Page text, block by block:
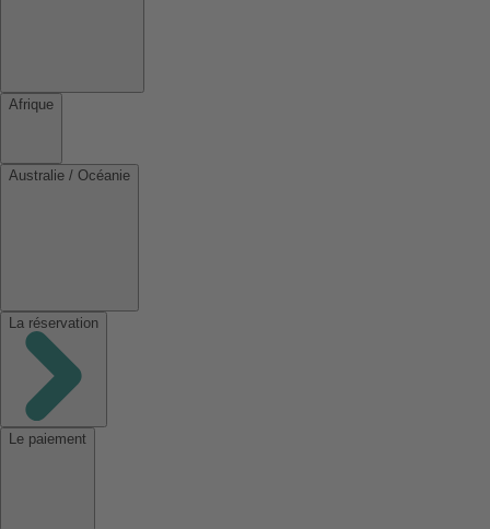
Afrique
Australie / Océanie
La réservation
Le paiement